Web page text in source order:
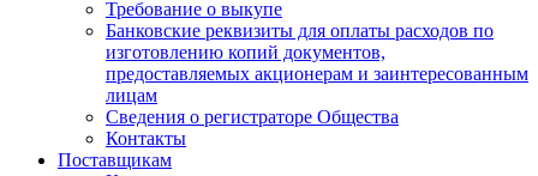
Требование о выкупе
Банковские реквизиты для оплаты расходов по
изготовлению копий документов,
предоставляемых акционерам и заинтересованным
лицам
Сведения о регистраторе Общества
Контакты
Поставщикам